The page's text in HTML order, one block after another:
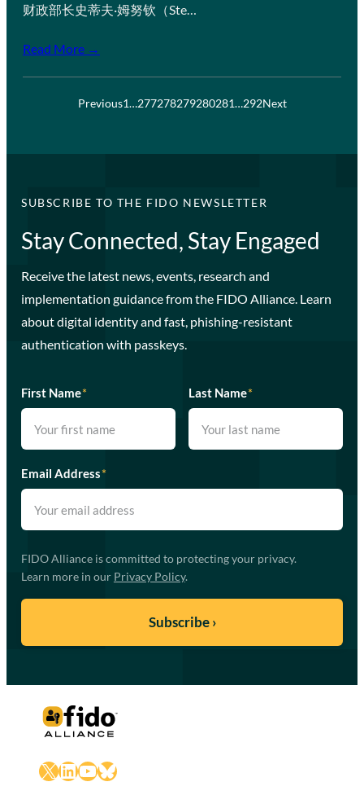
财政部长史蒂夫·姆努钦（Ste…
Read More →
Previous1…277278279280281…292Next
SUBSCRIBE TO THE FIDO NEWSLETTER
Stay Connected, Stay Engaged
Receive the latest news, events, research and
implementation guidance from the FIDO Alliance. Learn
about digital identity and fast, phishing-resistant
authentication with passkeys.
First Name* Last Name*
Email Address*
FIDO Alliance is committed to protecting your privacy.
Learn more in our Privacy Policy.
X LinkedIn
YouTube
Bluesky